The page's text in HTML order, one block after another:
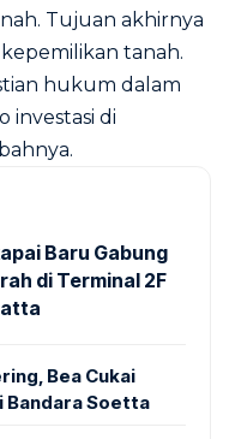
Tujuan akhirnya
tanah.
hukum dalam
investasi di
Baru Gabung
di Terminal 2F
Bea Cukai
Bandara Soetta